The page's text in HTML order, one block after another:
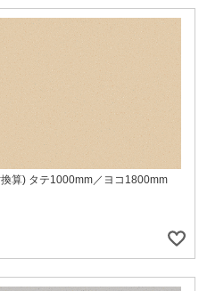
算) タテ1000mm／ヨコ1800mm